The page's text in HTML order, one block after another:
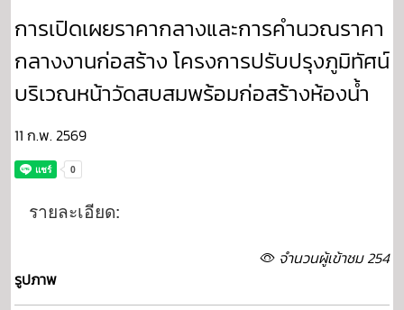
การเปิดเผยราคากลางและการคำนวณราคา
กลางงานก่อสร้าง โครงการปรับปรุงภูมิทัศน์
บริเวณหน้าวัดสบสมพร้อมก่อสร้างห้องน้ำ
11 ก.พ. 2569
รายละเอียด:
จำนวนผู้เข้าชม 254
รูปภาพ